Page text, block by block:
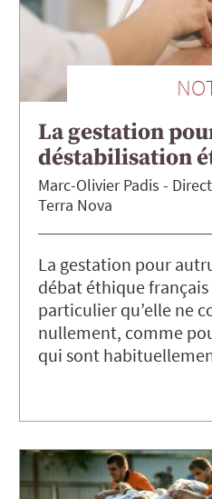
La gestation
déstabilisation
Marc-Olivier Padis
Terra Nova
La gestation pour
débat éthique
particulier qu’elle ne
nullement, comme
qui sont